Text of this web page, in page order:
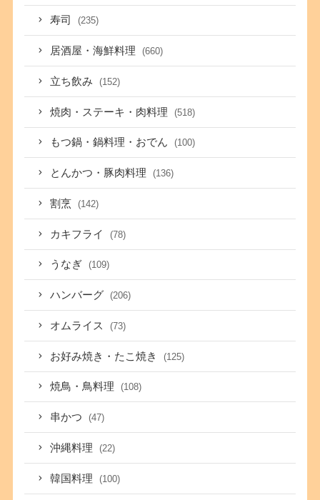
寿司 (235)
居酒屋・海鮮料理 (660)
立ち飲み (152)
焼肉・ステーキ・肉料理 (518)
もつ鍋・鍋料理・おでん (100)
とんかつ・豚肉料理 (136)
割烹 (142)
カキフライ (78)
うなぎ (109)
ハンバーグ (206)
オムライス (73)
お好み焼き・たこ焼き (125)
焼鳥・鳥料理 (108)
串かつ (47)
沖縄料理 (22)
韓国料理 (100)